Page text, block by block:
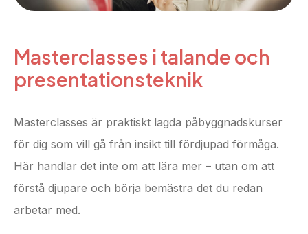
Masterclasses i talande och
presentationsteknik
Masterclasses är praktiskt lagda påbyggnadskurser
för dig som vill gå från insikt till fördjupad förmåga.
Här handlar det inte om att lära mer – utan om att
förstå djupare och börja bemästra det du redan
arbetar med.